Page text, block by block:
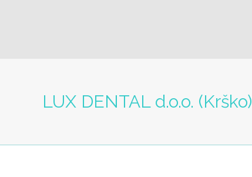
LUX DENTAL d.o.o. (Krško)